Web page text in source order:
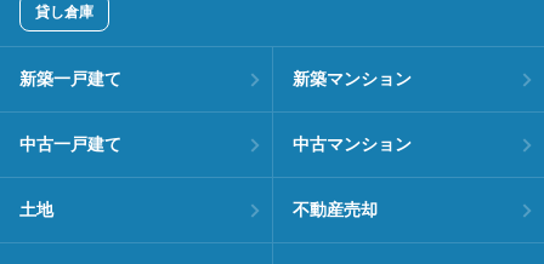
貸し倉庫
新築一戸建て 新築マンション
中古一戸建て 中古マンション
土地 不動産売却